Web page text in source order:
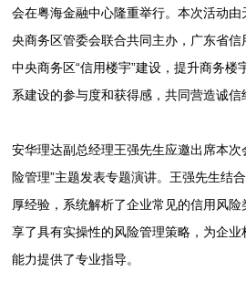
会在粤海金融中心隆重举行。本次活动
央商务区管委会联合共同主办，广东省
中央商务区“信用楼宇”建设，提升商务楼
系建设的参与度和获得感，共同营造诚信
安华理达副总经理王强先生应邀出席本次
险管理”主题发表专题演讲。王强先生结
厚经验，系统解析了企业常见的信用风
享了具有实操性的风险管理策略，为企
能力提供了专业指导。